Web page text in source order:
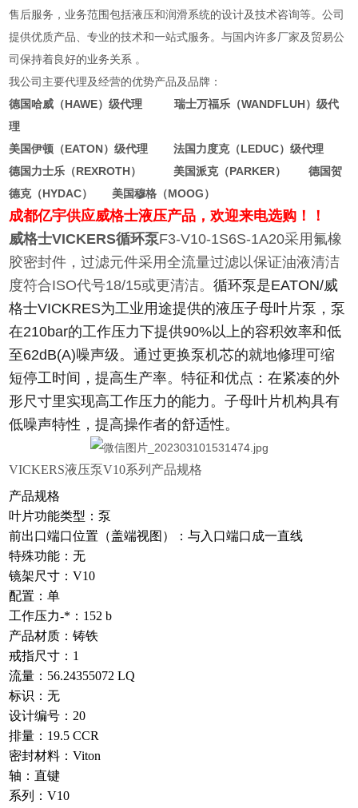
售后服务，业务范围包括液压和润滑系统的设计及技术咨询等。公司
提供优质产品、专业的技术和一站式服务。与国内许多厂家及贸易公
司保持着良好的业务关系 。
我公司主要代理及经营的优势产品及品牌：
德国哈威（HAWE）级代理 瑞士万福乐（WANDFLUH）级代
理
美国伊顿（EATON）级代理 法国力度克（LEDUC）级代理
德国力士乐（REXROTH） 美国派克（PARKER） 德国贺
德克（HYDAC） 美国穆格（MOOG）
成都亿宇供应威格士液压产品，欢迎来电选购！！
威格士VICKERS循环泵F3-V10-1S6S-1A20采用氟橡
胶密封件，过滤元件采用全流量过滤以保证油液清洁
度符合ISO代号18/15或更清洁。循环泵是EATON/威
格士VICKRES为工业用途提供的液压子母叶片泵，泵
在210bar的工作压力下提供90%以上的容积效率和低
至62dB(A)噪声级。通过更换泵机芯的就地修理可缩
短停工时间，提高生产率。特征和优点：在紧凑的外
形尺寸里实现高工作压力的能力。子母叶片机构具有
低噪声特性，提高操作者的舒适性。
VICKERS液压泵V10系列产品规格
产品规格
叶片功能类型：泵
前出口端口位置（盖端视图）：与入口端口成一直线
特殊功能：无
镜架尺寸：V10
配置：单
工作压力-*：152 b
产品材质：铸铁
戒指尺寸：1
流量：56.24355072 LQ
标识：无
设计编号：20
排量：19.5 CCR
密封材料：Viton
轴：直键
系列：V10